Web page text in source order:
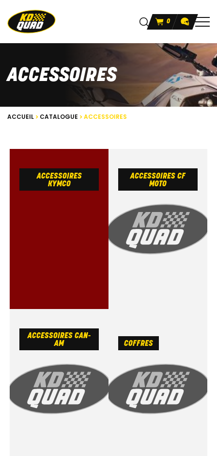
0
ACCESSOIRES
ACCUEIL CATALOGUE ACCESSOIRES
ACCESSOIRES
KYMCO
ACCESSOIRES CF
MOTO
ACCESSOIRES CAN-
AM
COFFRES